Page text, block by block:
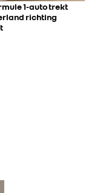
1-auto trekt
richting